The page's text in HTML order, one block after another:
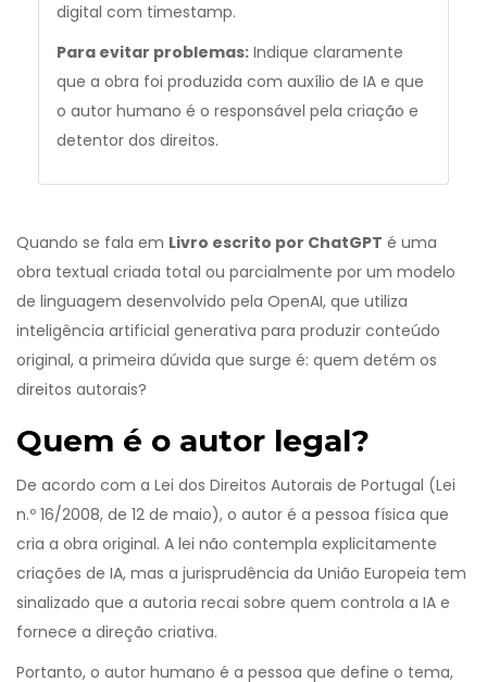
digital com timestamp.
Para evitar problemas: Indique claramente
que a obra foi produzida com auxílio de IA e que
o autor humano é o responsável pela criação e
detentor dos direitos.
Quando se fala em Livro escrito por ChatGPT é uma
obra textual criada total ou parcialmente por um modelo
de linguagem desenvolvido pela OpenAI, que utiliza
inteligência artificial generativa para produzir conteúdo
original, a primeira dúvida que surge é: quem detém os
direitos autorais?
Quem é o autor legal?
De acordo com a Lei dos Direitos Autorais de Portugal (Lei
n.º 16/2008, de 12 de maio), o autor é a pessoa física que
cria a obra original. A lei não contempla explicitamente
criações de IA, mas a jurisprudência da União Europeia tem
sinalizado que a autoria recai sobre quem controla a IA e
fornece a direção criativa.
Portanto, o autor humano é a pessoa que define o tema,